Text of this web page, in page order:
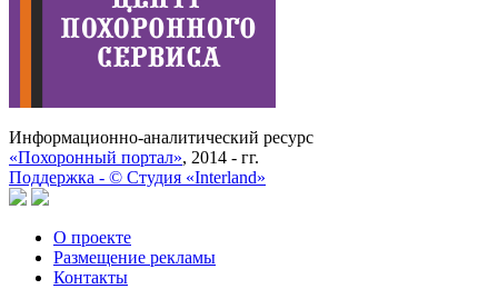
Информационно-аналитический ресурс
«Похоронный портал», 2014 - гг.
Поддержка - © Cтудия «Interland»
О проекте
Размещение рекламы
Контакты